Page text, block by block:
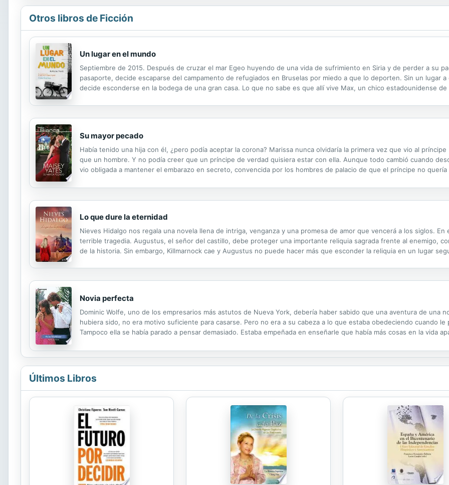
Otros libros de Ficción
Un lugar en el mundo
Septiembre de 2015. Después de cruzar el mar Egeo huyendo de una vida de sufrimiento en Siria y de perder a su
pasaporte, decide escaparse del campamento de refugiados en Bruselas por miedo a que lo deporten. Sin un lugar
decide esconderse en la bodega de una gran casa. Lo que no sabe es que allí vive Max, un chico estadounidense
Su mayor pecado
Había tenido una hija con él, ¿pero podía aceptar la corona? Marissa nunca olvidaría la primera vez que vio al
que un hombre. Y no podía creer que un príncipe de verdad quisiera estar con ella. Aunque todo cambió cuando
vio obligada a mantener el embarazo en secreto, convencida por los hombres de palacio de que el príncipe no
Lo que dure la eternidad
Nieves Hidalgo nos regala una novela llena de intriga, venganza y una promesa de amor que vencerá a los siglos. En
terrible tragedia. Augustus, el señor del castillo, debe proteger una importante reliquia sagrada frente al enemigo,
de la historia. Sin embargo, Killmarnock cae y Augustus no puede hacer más que esconder la reliquia en un lugar
Novia perfecta
Dominic Wolfe, uno de los empresarios más astutos de Nueva York, debería haber sabido que una aventura de una
hubiera sido, no era motivo suficiente para casarse. Pero no era a su cabeza a lo que estaba obedeciendo cuando
Tampoco ella se había parado a pensar demasiado. Estaba empeñada en enseñarle que había más cosas en la vida
Últimos Libros